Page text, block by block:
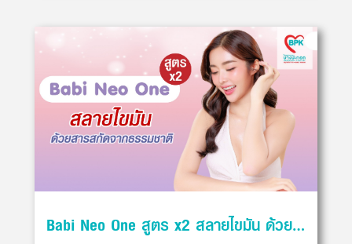
Babi Neo One สูตร x2 สลายไขมัน ด้วยสารสกัดจากธรรมชาติ